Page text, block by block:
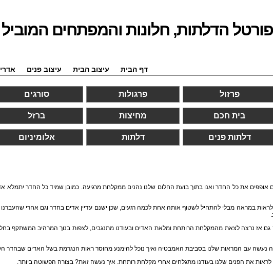
פורטל הדלתות, חלונות והמפתחים
דף הבית עיצוב הבית עיצוב פנים
פרזול פרגולות סורגים
בית חכם מחיצות ברזל
דלתות פנים דלתות אלומיניום
את כל החדר ואנו בתוך בועת החלום שלנו נהנים ממקלחת מרגיעה. כמובן שמיד כל החדר יתמלא
במראה מבלי להתחיל לשטוף אותה אחת לכמה רגעים, שכן ישנם עדיין אדים בחדר וגם אחרי
אז נרצה לצאת מהמקלחת הרותחת ומלאת האדים ובעודנו מתנגבים, לצפות בנוך המרהיב המשתקף
נעשה עם המראות שלנו בסביבת האמבטיה ואיך נוכל להימנע מחוסר ראות הנגרמת בשל האדים שבחדר
לראות את הפנים שלנו בעודנו מתגלחים אחרי מקלחת רותחת. איך נעשה זאת? בצורה הפשוטה ביותר.